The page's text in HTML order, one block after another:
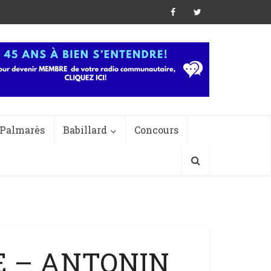
Palmarès Babillard Concours
– ANTONIN